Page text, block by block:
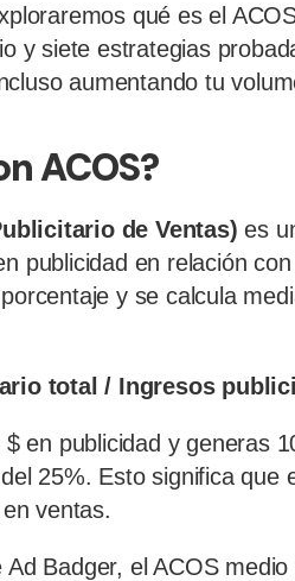
qué es el
y siete estrategias
aumentando tu
ACOS?
de Ventas) es
publicidad en relación
y se calcula
total / Ingresos
en publicidad y generas
25%. Esto significa que
ventas.
Badger, el ACOS